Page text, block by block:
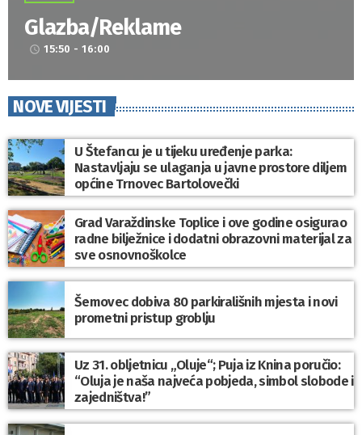
Glazba/Reklame
access_time 15:50 - 16:00
NOVE VIJESTI
U Štefancu je u tijeku uređenje parka:
Nastavljaju se ulaganja u javne prostore diljem
općine Trnovec Bartolovečki
Grad Varaždinske Toplice i ove godine osigurao
radne bilježnice i dodatni obrazovni materijal za
sve osnovnoškolce
Šemovec dobiva 80 parkirališnih mjesta i novi
prometni pristup groblju
Uz 31. obljetnicu „Oluje“; Puja iz Knina poručio:
“Oluja je naša najveća pobjeda, simbol slobode i
zajedništva!”